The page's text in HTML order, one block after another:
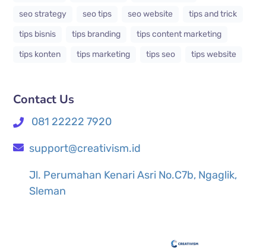
seo strategy
seo tips seo website
tips and trick
tips bisnis
tips branding
tips content marketing
tips konten
tips marketing tips seo tips website
Contact Us
081 22222 7920
support@creativism.id
Jl. Perumahan Kenari Asri No.C7b, Ngaglik,
Sleman